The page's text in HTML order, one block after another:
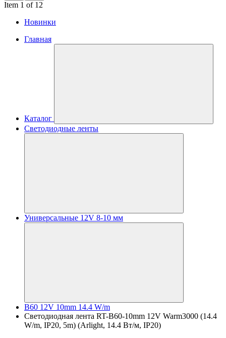
Item 1 of 12
Новинки
Главная
Каталог
Светодиодные ленты
Универсальные 12V 8-10 мм
B60 12V 10mm 14.4 W/m
Светодиодная лента RT-B60-10mm 12V Warm3000 (14.4
W/m, IP20, 5m) (Arlight, 14.4 Вт/м, IP20)